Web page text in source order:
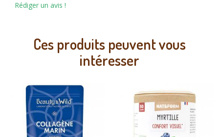
Rédiger un avis !
Ces produits peuvent vous
intéresser